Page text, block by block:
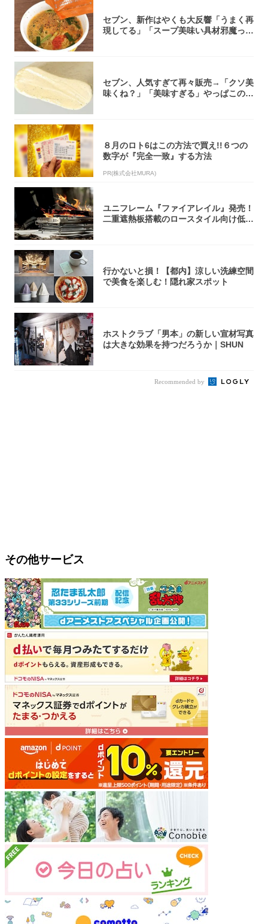
セブン、新作はやくも大反響「うまく再
現してる」「スープ美味い具材邪魔って
セブン、人気すぎて再々販売→「クソ美
味くね？」「美味すぎる」やっぱこのク
８月のロト6はこの方法で買え!!６つの
数字が『完全一致』する方法
PR(株式会社MURA)
ユニフレーム『ファイアレイル』発売！
二重遮熱板搭載のロースタイル向け低型
行かないと損！【都内】涼しい洗練空間
で美食を楽しむ！隠れ家スポット
ホストクラブ「男本」の新しい宣材写真
は大きな効果を持つだろうか｜SHUN
Recommended by
その他サービス